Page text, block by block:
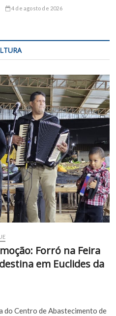
4 de agosto de 2026
Forró na Feira
em Euclides da
do Centro de Abastecimento de